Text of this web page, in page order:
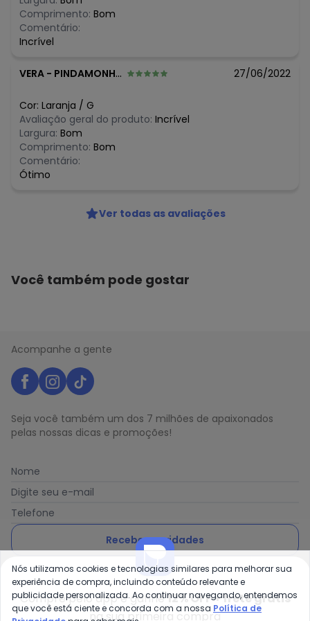
Comprimento: Bom
Comentário:
Incrível
VERA - PINDAMONHANGABA - SP 27/06/2022
Cor: Laranja / G
Avaliação geral do produto: Incrível
Largura: Bom
Comprimento: Bom
Comentário:
Ótimo
Ver todas as avaliações
Você também pode gostar
Acompanhe a gente
Seja você também um dos 7 milhões de apaixonados
pelas nossas dicas e promoções!
Nome
Digite seu e-mail
Telefone
Receber novidades
Ao enviar o cadastro, você concorda com a nossa Política
de Privacidade
Compre pelo app e ganhe12% OFF + frete grátis
na sua primeira compra
Nós utilizamos cookies e tecnologias similares para melhorar sua
experiência de compra, incluindo conteúdo relevante e
publicidade personalizada. Ao continuar navegando, entendemos
que você está ciente e concorda com a nossa Política de